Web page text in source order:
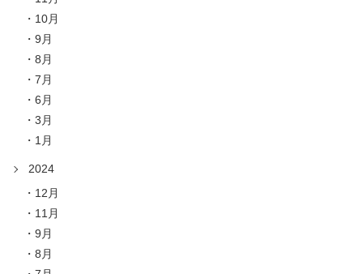
10月
9月
8月
7月
6月
3月
1月
2024
12月
11月
9月
8月